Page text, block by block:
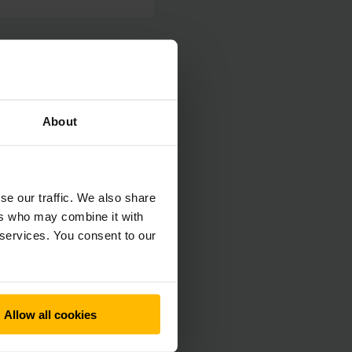
About
our traffic. We also share
who may combine it with
You consent to our
Allow all cookies
всі
зробила
регіональний
важливе
є провідним